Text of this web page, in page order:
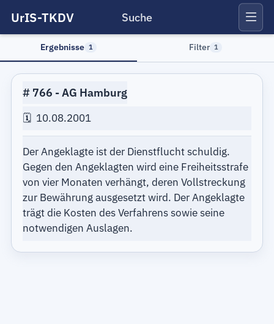
UrIS-TKDV Suche
Ergebnisse 1 Filter 1
766 AG Hamburg
10.08.2001
Der Angeklagte ist der Dienstflucht schuldig.
Gegen den Angeklagten wird eine Freiheitsstrafe
von vier Monaten verhängt, deren Vollstreckung
zur Bewährung ausgesetzt wird. Der Angeklagte
trägt die Kosten des Verfahrens sowie seine
notwendigen Auslagen.